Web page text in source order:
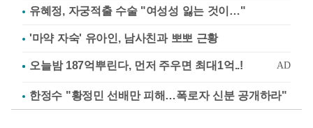
유혜정, 자궁적출 수술 "여성성 잃는 것이…"
'마약 자숙' 유아인, 남사친과 뽀뽀 근황
한정수 "황정민 선배만 피해…폭로자 신분 공개하라"